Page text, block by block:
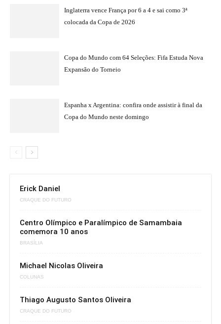
Inglaterra vence França por 6 a 4 e sai como 3ª
colocada da Copa de 2026
Copa do Mundo com 64 Seleções: Fifa Estuda Nova
Expansão do Torneio
Espanha x Argentina: confira onde assistir à final da
Copa do Mundo neste domingo
Erick Daniel
CRAQUE DO FUTURO
Centro Olímpico e Paralímpico de Samambaia
comemora 10 anos
BRASÍLIA
Michael Nicolas Oliveira
COLUNAS
Thiago Augusto Santos Oliveira
CRAQUE DO FUTURO